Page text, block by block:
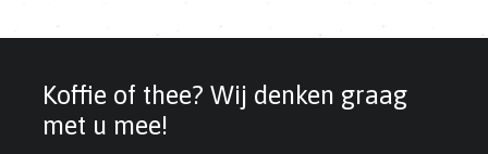
Koffie of thee? Wij denken graag
met u mee!